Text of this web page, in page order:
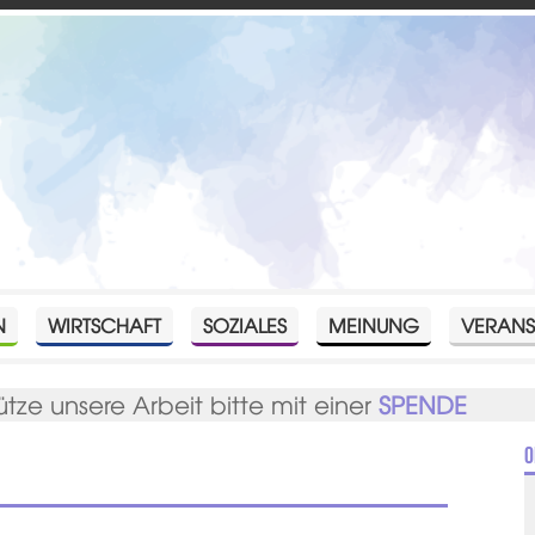
WIRTSCHAFT SOZIALES MEINUNG
unsere Arbeit bitte mit einerSPENDE